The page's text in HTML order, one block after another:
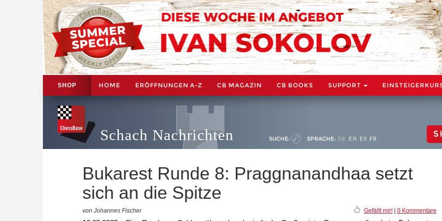
SHOP HOME ERÖFFNUNGEN A-Z CB MAGAZIN CB BOOKS SUPPORT
Schach Nachrichten SUCHE: SPRACHE: DE EN ES FR
Bukarest Runde 8: Praggnanandhaa setzt
sich an die Spitze
von Johannes Fischer Gefällt mir!| 0 Kommentare